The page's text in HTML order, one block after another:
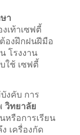
า
เท้าเซฟตี้
องฝึกฝนฝีมือ
โรงงาน
ใช้ เซฟตี้
งคับ การ
วิทยาลัย
หรือการเรียน
เครื่องกัด